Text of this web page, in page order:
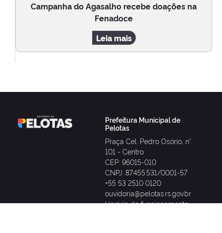
Campanha do Agasalho recebe doações na
Fenadoce
Leia mais
Prefeitura Municipal de
Pelotas
Praça Cel. Pedro Osório, n°
101 - Centro
CEP: 96015-010
CNPJ: 87.455.531/0001-57
+55 53 2510 0120
ouvidoria@pelotas.rs.gov.br
Horário de funcionamento: